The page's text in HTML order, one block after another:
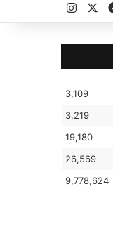
فيسبوك
3,109
3,219
19,180
26,569
9,778,624